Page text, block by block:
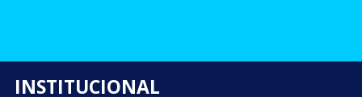
INSTITUCIONAL